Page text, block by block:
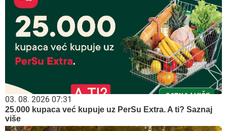
03. 08. 2026 07:31
25.000 kupaca već kupuje uz PerSu Extra. A ti? Saznaj
više